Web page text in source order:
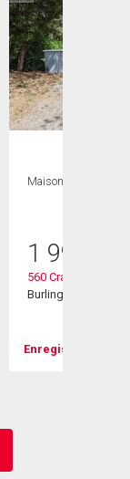
Maison
1 999
560 Crane Court
Burlington, ON
Enregistrer